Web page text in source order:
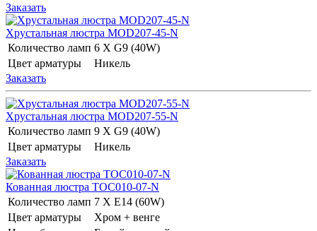
Заказать
Хрустальная люстра MOD207-45-N
Количество ламп 6 Х G9 (40W)
Цвет арматуры
Никель
Заказать
Хрустальная люстра MOD207-55-N
Количество ламп 9 Х G9 (40W)
Цвет арматуры
Никель
Заказать
Кованная люстра TOC010-07-N
Количество ламп 7 Х E14 (60W)
Цвет арматуры
Хром + венге